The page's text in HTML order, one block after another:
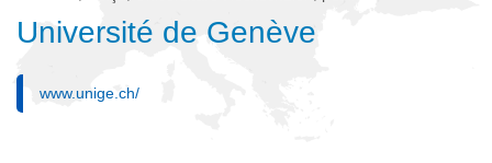
Université de Genève
www.unige.ch/